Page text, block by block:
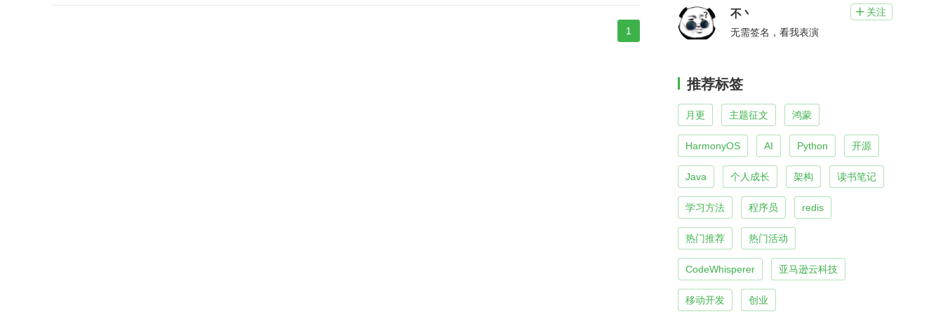
1
不丶  关注
无需签名，看我表演
推荐标签
月更 主题征文 鸿蒙
HarmonyOS AI Python 开源
Java 个人成长 架构 读书笔记
学习方法 程序员 redis
热门推荐 热门活动
CodeWhisperer 亚马逊云科技
移动开发 创业